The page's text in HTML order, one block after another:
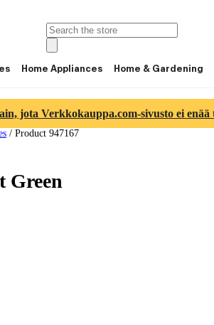
Home Appliances Home & Gardening
jota Verkkokauppa.com-sivusto ei
/ Product 947167
Green